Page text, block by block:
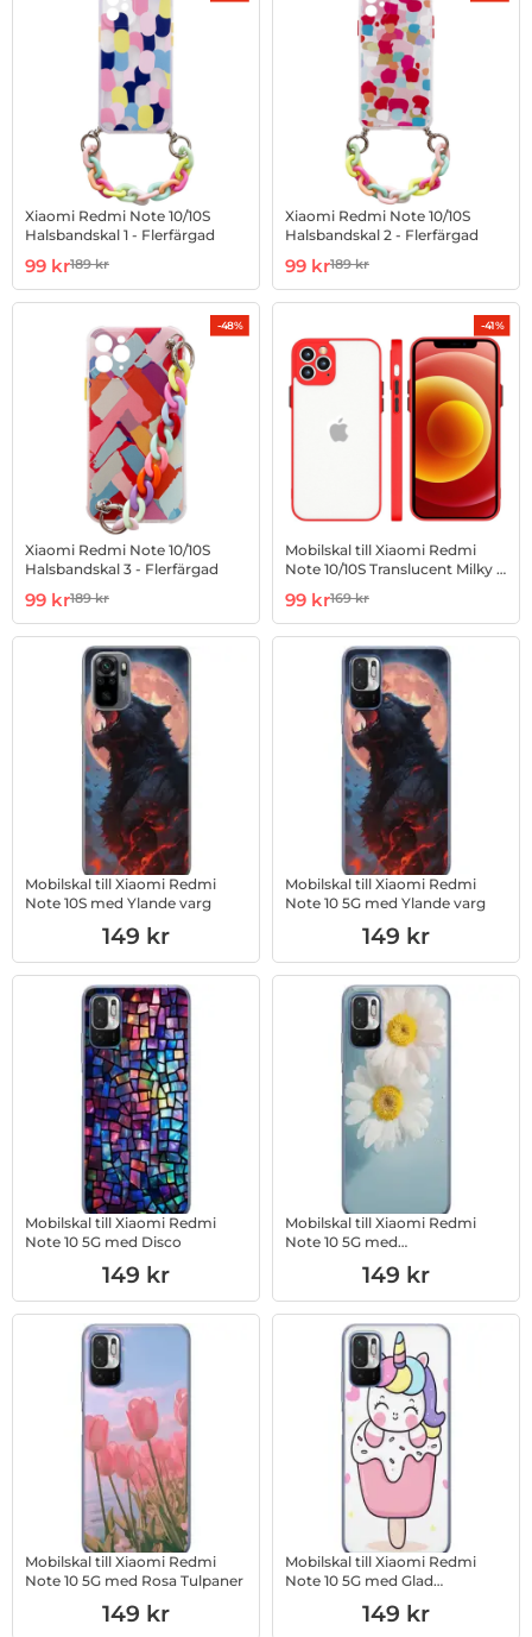
Xiaomi Redmi Note 10/10S
Halsbandskal 1 - Flerfärgad
Art. nr 1002948573
rea pris
99 krtidigare pris
189 kr
Xiaomi Redmi Note 10/10S
Halsbandskal 2 - Flerfärgad
Art. nr 1002948574
rea pris
99 krtidigare pris
189 kr
-48%
Xiaomi Redmi Note 10/10S
Halsbandskal 3 - Flerfärgad
Art. nr 1002948575
rea pris
99 krtidigare pris
189 kr
-41%
Mobilskal till Xiaomi Redmi
Note 10/10S Translucent Milky -
Art. nr 1002950402
rea pris
99 krtidigare pris
169 kr
Mobilskal till Xiaomi Redmi
Note 10S med Ylande varg
Art. nr 1003005067
149 kr
Mobilskal till Xiaomi Redmi
Note 10 5G med Ylande varg
Art. nr 1003005146
149 kr
Mobilskal till Xiaomi Redmi
Note 10 5G med Disco
Art. nr 1003017155
149 kr
Mobilskal till Xiaomi Redmi
Note 10 5G med
Art. nr 1003017156
149 kr
Mobilskal till Xiaomi Redmi
Note 10 5G med Rosa Tulpaner
Art. nr 1003017157
149 kr
Mobilskal till Xiaomi Redmi
Note 10 5G med Glad
Art. nr 1003017158
149 kr